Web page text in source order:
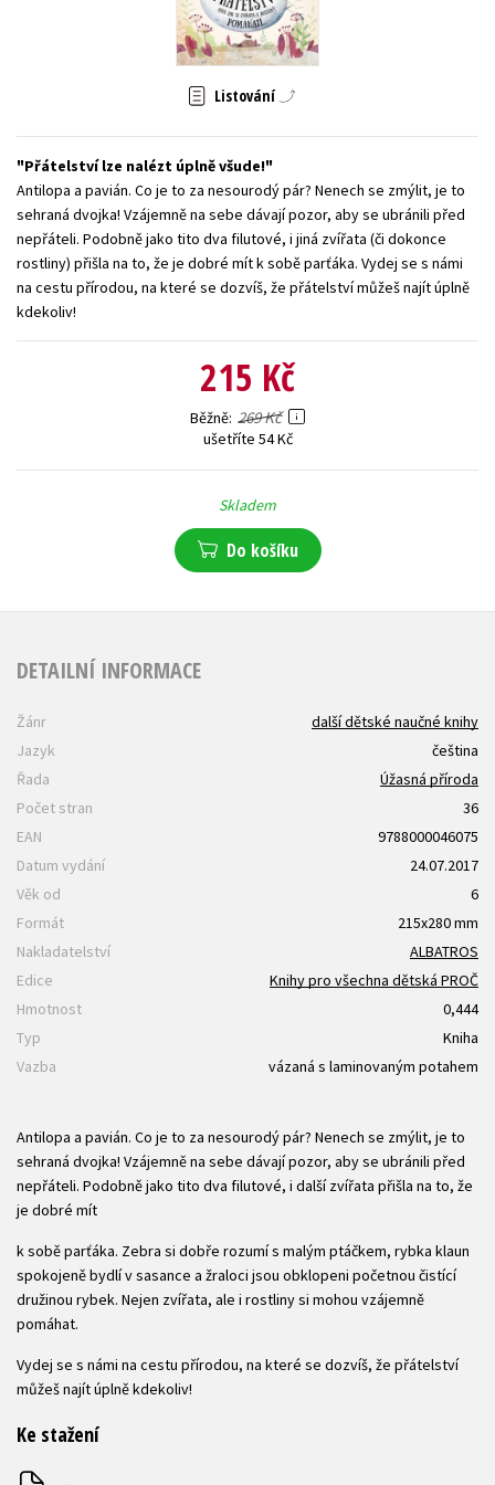
Zahraniční literatura
Všechny tituly
Listování
Přátelství lze nalézt úplně všude!
Antilopa a pavián. Co je to za nesourodý pár? Nenech se zmýlit, je to
sehraná dvojka! Vzájemně na sebe dávají pozor, aby se ubránili před
nepřáteli. Podobně jako tito dva filutové, i jiná zvířata (či dokonce
rostliny) přišla na to, že je dobré mít k sobě parťáka. Vydej se s námi
na cestu přírodou, na které se dozvíš, že přátelství můžeš najít úplně
kdekoliv!
215 Kč
Běžně 269 Kč
ušetříte 54 Kč
Skladem
Do košíku
DETAILNÍ INFORMACE
Žánr
další dětské naučné knihy
Jazyk
čeština
Řada
Úžasná příroda
Počet stran
36
EAN
9788000046075
Datum vydání
24.07.2017
Věk od
6
Formát
215x280 mm
Nakladatelství
ALBATROS
Edice
Knihy pro všechna dětská PROČ
Hmotnost
0,444
Typ
Kniha
Vazba
vázaná s laminovaným potahem
Antilopa a pavián. Co je to za nesourodý pár? Nenech se zmýlit, je to
sehraná dvojka! Vzájemně na sebe dávají pozor, aby se ubránili před
nepřáteli. Podobně jako tito dva filutové, i další zvířata přišla na to, že
je dobré mít
k sobě parťáka. Zebra si dobře rozumí s malým ptáčkem, rybka klaun
spokojeně bydlí v sasance a žraloci jsou obklopeni početnou čistící
družinou rybek. Nejen zvířata, ale i rostliny si mohou vzájemně
pomáhat.
Vydej se s námi na cestu přírodou, na které se dozvíš, že přátelství
můžeš najít úplně kdekoliv!
Ke stažení